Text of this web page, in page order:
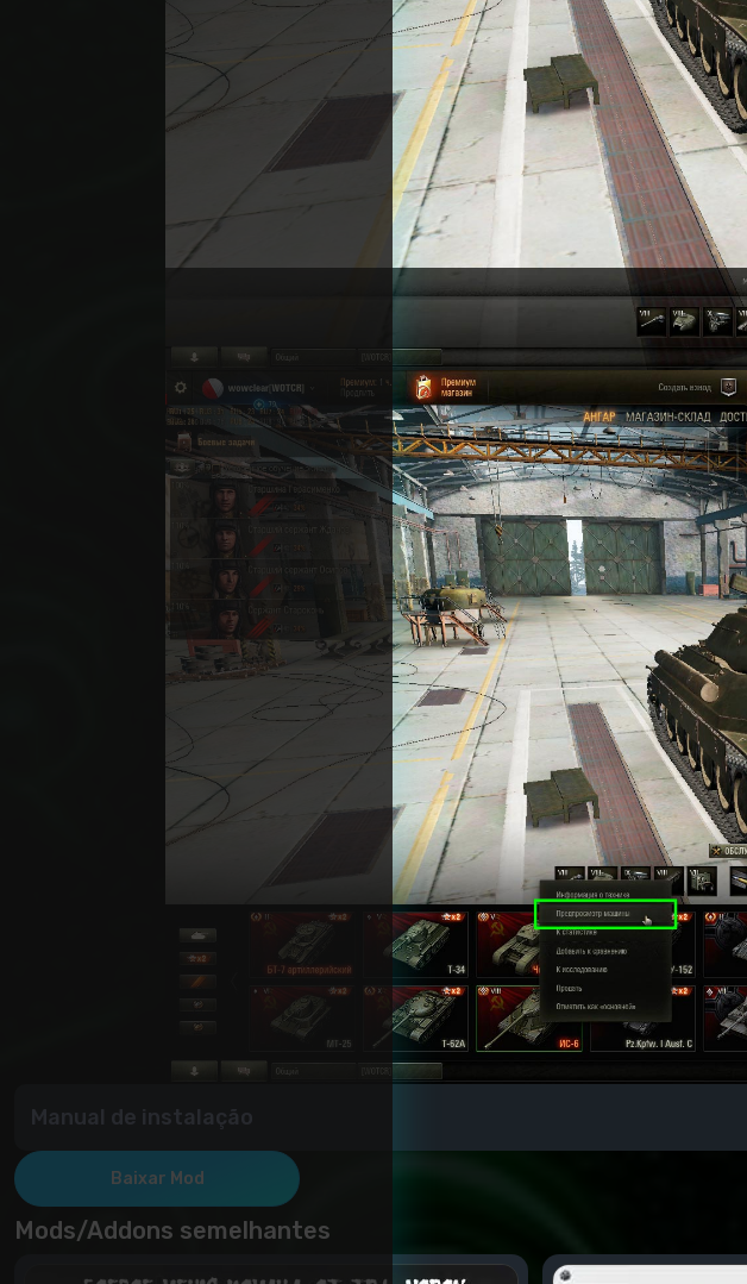
Manual de instalação
Copie a pasta Mods para a pasta de jogos (WOT/) e verifique se há substituições.
Baixar Mod
Mods/Addons semelhantes